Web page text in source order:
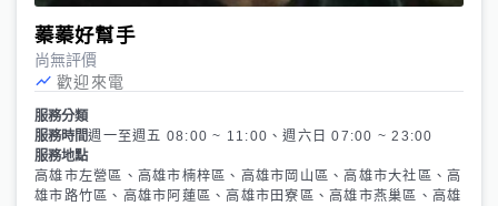
蓁蓁好幫手
尚無評價
歡迎來電
服務分類
服務時間週一至週五 08:00 ~ 11:00、週六日 07:00 ~ 23:00
服務地點
高雄市左營區、高雄市楠梓區、高雄市岡山區、高雄市大社區、高
雄市路竹區、高雄市阿蓮區、高雄市田寮區、高雄市燕巢區、高雄